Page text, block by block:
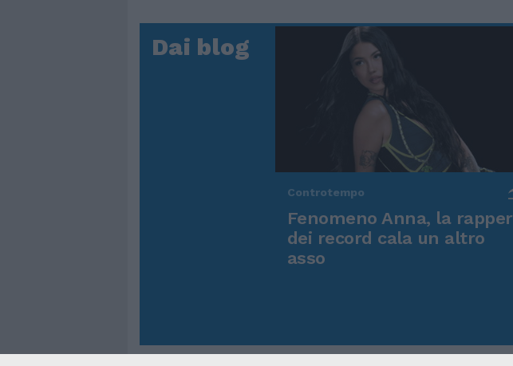
Dai blog
Controtempo
Fenomeno Anna, la rapper
dei record cala un altro
asso